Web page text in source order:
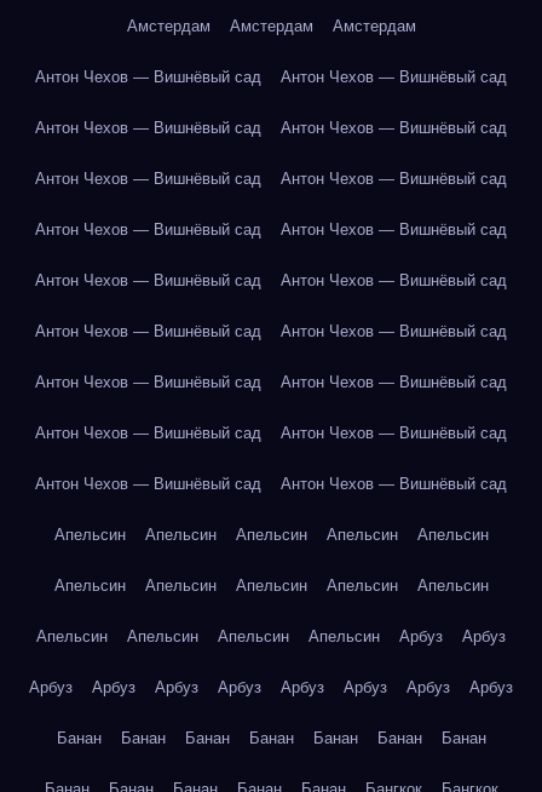
Амстердам Амстердам Амстердам
Антон Чехов — Вишнёвый сад Антон Чехов — Вишнёвый сад
Антон Чехов — Вишнёвый сад Антон Чехов — Вишнёвый сад
Антон Чехов — Вишнёвый сад Антон Чехов — Вишнёвый сад
Антон Чехов — Вишнёвый сад Антон Чехов — Вишнёвый сад
Антон Чехов — Вишнёвый сад Антон Чехов — Вишнёвый сад
Антон Чехов — Вишнёвый сад Антон Чехов — Вишнёвый сад
Антон Чехов — Вишнёвый сад Антон Чехов — Вишнёвый сад
Антон Чехов — Вишнёвый сад Антон Чехов — Вишнёвый сад
Антон Чехов — Вишнёвый сад Антон Чехов — Вишнёвый сад
Апельсин Апельсин Апельсин Апельсин Апельсин
Апельсин Апельсин Апельсин Апельсин Апельсин
Апельсин Апельсин Апельсин Апельсин Арбуз Арбуз
Арбуз Арбуз Арбуз Арбуз Арбуз Арбуз Арбуз Арбуз
Банан Банан Банан Банан Банан Банан Банан